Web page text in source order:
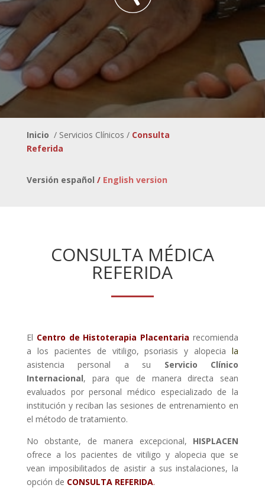
Inicio / Servicios Clínicos / Consulta
Referida
Versión español / English version
CONSULTA MÉDICA
REFERIDA
El Centro de Histoterapia Placentaria recomienda
a los pacientes de vitiligo, psoriasis y alopeciala
asistencia personal a su Servicio Clínico
Internacional, para que de manera directa sean
evaluados por personal médico especializado de la
institución y reciban las sesiones de entrenamiento en
el método de tratamiento.
No obstante, de manera excepcional, HISPLACEN
ofrece a los pacientes de vitiligo y alopecia que se
vean imposibilitados de asistir a sus instalaciones, la
opción de CONSULTA REFERIDA.